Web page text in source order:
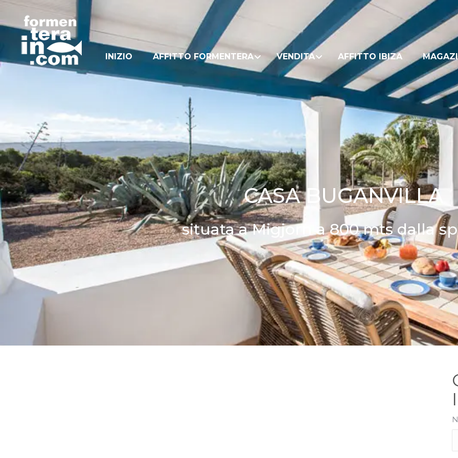
INIZIO AFFITTO FORMENTERA VENDITA AFFITTO IBIZA
CASA BUGANVILLA
situata a Migjorn a 800 mts dalla